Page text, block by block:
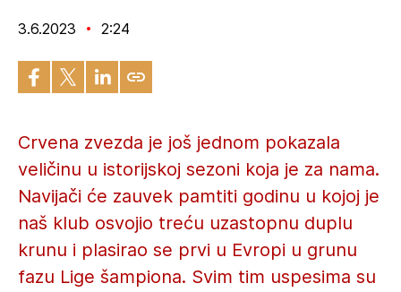
3.6.2023 2:24
Crvena zvezda je još jednom pokazala
veličinu u istorijskoj sezoni koja je za nama.
Navijači će zauvek pamtiti godinu u kojoj je
naš klub osvojio treću uzastopnu duplu
krunu i plasirao se prvi u Evropi u grunu
fazu Lige šampiona. Svim tim uspesima su